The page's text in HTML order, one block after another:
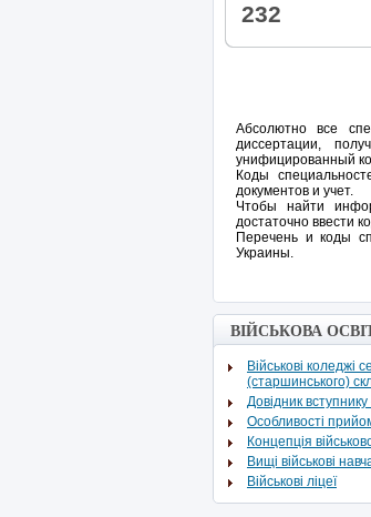
232
Абсолютно все
диссертации,
унифицированный
Коды
документов и учет.
Чтобы найти
достаточно ввести
Перечень и коды
Украины.
ВІЙСЬКОВА
Військові коледжі
(старшинського)
Довідник
Особливості
Концепція
Вищі військові
Військові ліцеї